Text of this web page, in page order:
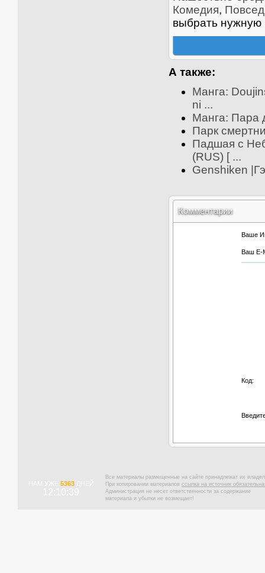
Комедия,
выбрать
А также:
Манга:
ni ...
Манга: Пара
Парк
Падшая с
(RUS) [ ...
Genshiken
Комментарии
Ваше
Ваш E-
Код:
НАМ УЖЕ 5363ДНЕЙ
12:10:40
Все материалы размещенные на сайте принадлежат их
При копировании материалов ссылка на источник
Администрация не несет ответственности за содержание
материала и убытки не возмещает!